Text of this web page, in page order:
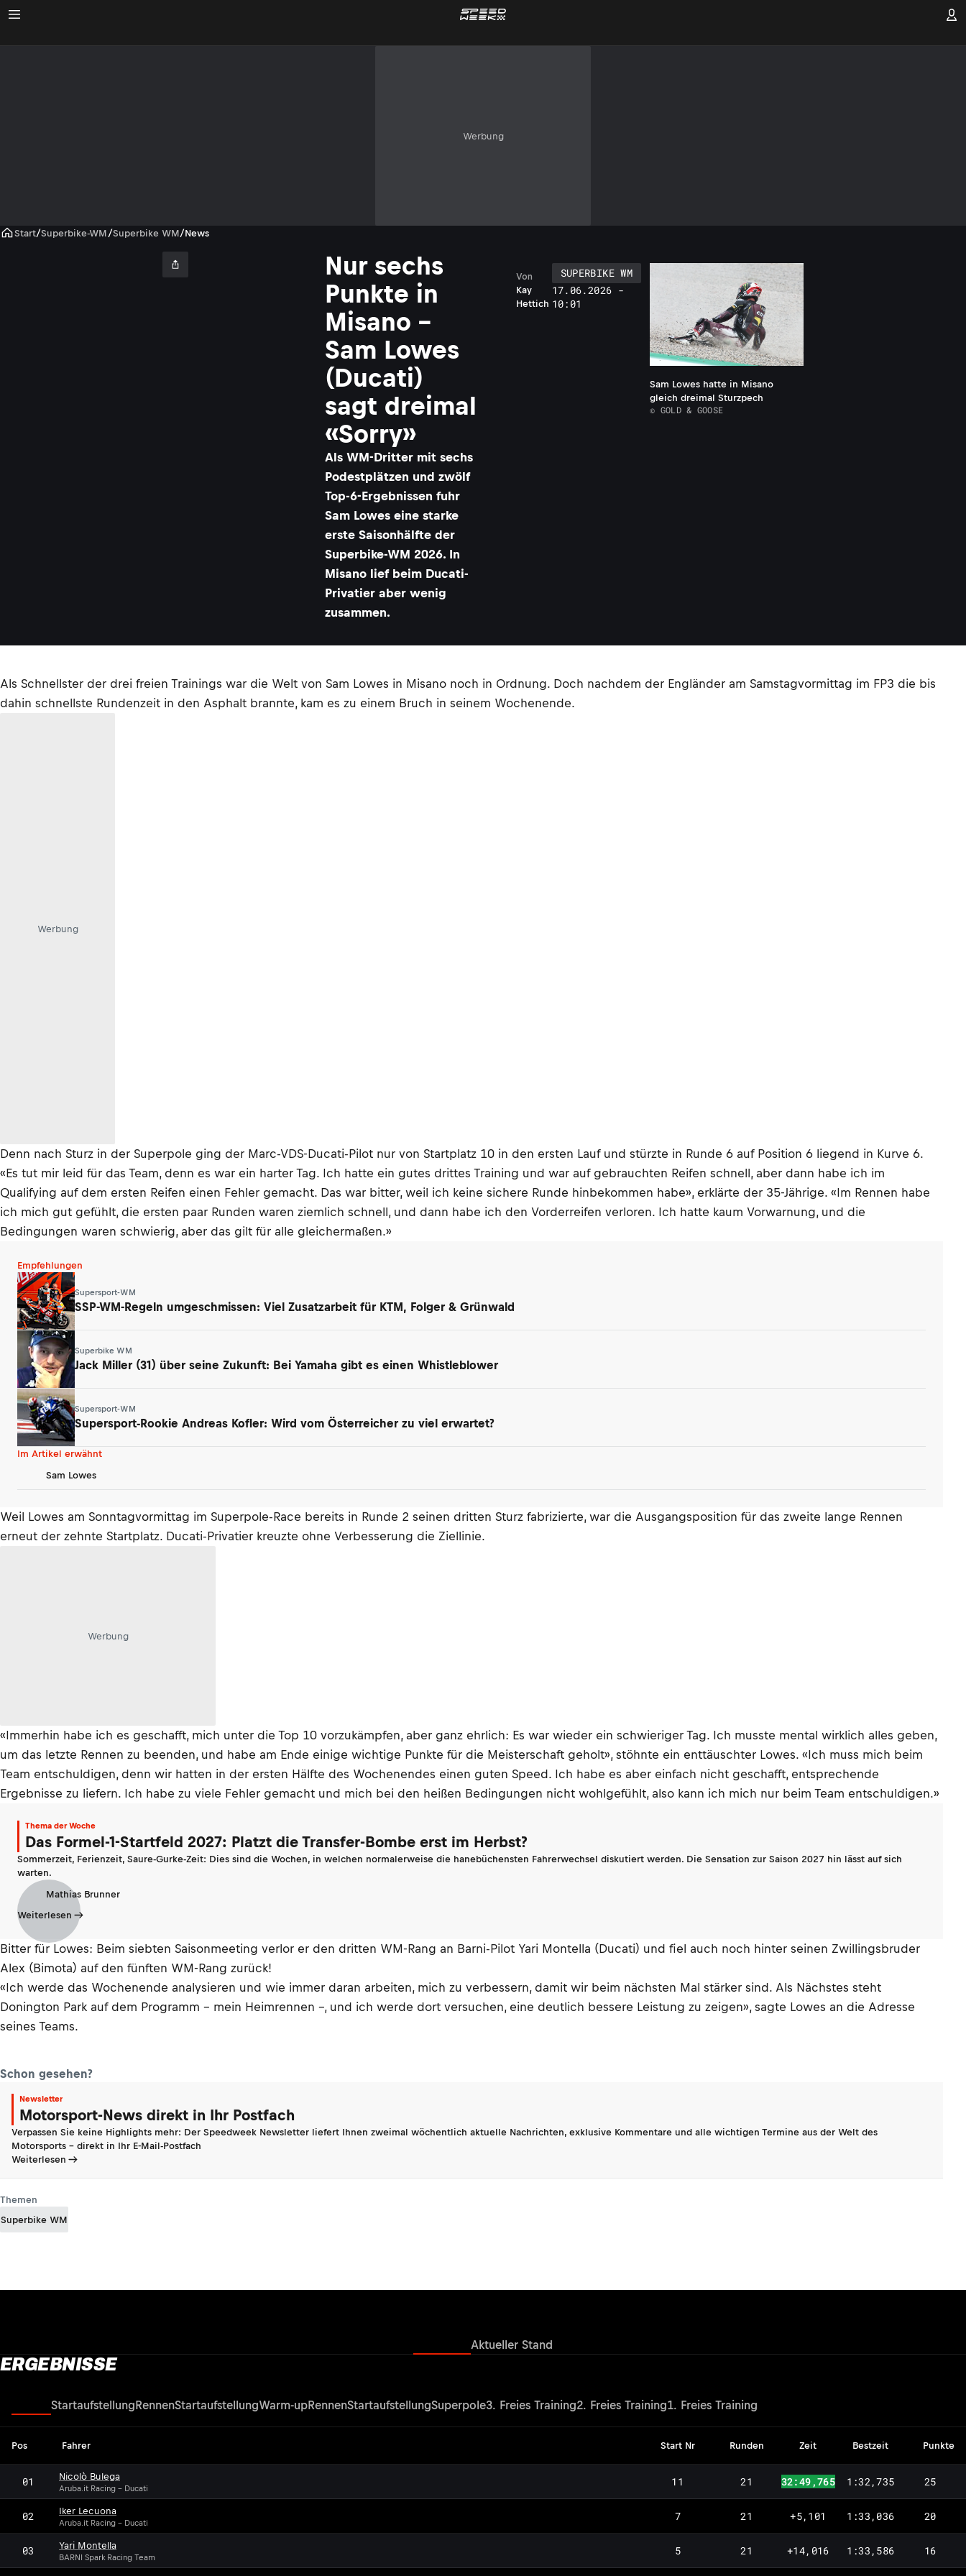
Werbung
Start/Superbike-WM /Superbike WM/News
Nur sechs
Punkte in
Misano –
Sam Lowes
(Ducati)
sagt dreimal
«Sorry»
Als WM-Dritter mit sechs
Podestplätzen und zwölf
Top-6-Ergebnissen fuhr
Sam Lowes eine starke
erste Saisonhälfte der
Superbike-WM 2026. In
Misano lief beim Ducati-
Privatier aber wenig
zusammen.
Kay
Hettich
Von
SUPERBIKE WM
17.06.2026 -
10:01
Sam Lowes hatte in Misano
gleich dreimal Sturzpech
© GOLD & GOOSE
Als Schnellster der drei freien Trainings war die Welt von Sam Lowes in Misano noch in Ordnung. Doch nachdem der Engländer am Samstagvormittag im FP3 die bis
dahin schnellste Rundenzeit in den Asphalt brannte, kam es zu einem Bruch in seinem Wochenende.
Werbung
Denn nach Sturz in der Superpole ging der Marc-VDS-Ducati-Pilot nur von Startplatz 10 in den ersten Lauf und stürzte in Runde 6 auf Position 6 liegend in Kurve 6.
«Es tut mir leid für das Team, denn es war ein harter Tag. Ich hatte ein gutes drittes Training und war auf gebrauchten Reifen schnell, aber dann habe ich im
Qualifying auf dem ersten Reifen einen Fehler gemacht. Das war bitter, weil ich keine sichere Runde hinbekommen habe», erklärte der 35-Jährige. «Im Rennen habe
ich mich gut gefühlt, die ersten paar Runden waren ziemlich schnell, und dann habe ich den Vorderreifen verloren. Ich hatte kaum Vorwarnung, und die
Bedingungen waren schwierig, aber das gilt für alle gleichermaßen.»
Empfehlungen
Supersport-WM
SSP-WM-Regeln umgeschmissen: Viel Zusatzarbeit für KTM, Folger & Grünwald
Superbike WM
Jack Miller (31) über seine Zukunft: Bei Yamaha gibt es einen Whistleblower
Supersport-WM
Supersport-Rookie Andreas Kofler: Wird vom Österreicher zu viel erwartet?
Im Artikel erwähnt
Sam Lowes
Weil Lowes am Sonntagvormittag im Superpole-Race bereits in Runde 2 seinen dritten Sturz fabrizierte, war die Ausgangsposition für das zweite lange Rennen
erneut der zehnte Startplatz. Ducati-Privatier kreuzte ohne Verbesserung die Ziellinie.
Werbung
«Immerhin habe ich es geschafft, mich unter die Top 10 vorzukämpfen, aber ganz ehrlich: Es war wieder ein schwieriger Tag. Ich musste mental wirklich alles geben,
um das letzte Rennen zu beenden, und habe am Ende einige wichtige Punkte für die Meisterschaft geholt», stöhnte ein enttäuschter Lowes. «Ich muss mich beim
Team entschuldigen, denn wir hatten in der ersten Hälfte des Wochenendes einen guten Speed. Ich habe es aber einfach nicht geschafft, entsprechende
Ergebnisse zu liefern. Ich habe zu viele Fehler gemacht und mich bei den heißen Bedingungen nicht wohlgefühlt, also kann ich mich nur beim Team entschuldigen.»
Thema der Woche
Das Formel-1-Startfeld 2027: Platzt die Transfer-Bombe erst im Herbst?
Sommerzeit, Ferienzeit, Saure-Gurke-Zeit: Dies sind die Wochen, in welchen normalerweise die hanebüchensten Fahrerwechsel diskutiert werden. Die Sensation zur Saison 2027 hin lässt auf sich
warten.
Mathias Brunner
Weiterlesen
Bitter für Lowes: Beim siebten Saisonmeeting verlor er den dritten WM-Rang an Barni-Pilot Yari Montella (Ducati) und fiel auch noch hinter seinen Zwillingsbruder
Alex (Bimota) auf den fünften WM-Rang zurück!
«Ich werde das Wochenende analysieren und wie immer daran arbeiten, mich zu verbessern, damit wir beim nächsten Mal stärker sind. Als Nächstes steht
Donington Park auf dem Programm – mein Heimrennen –, und ich werde dort versuchen, eine deutlich bessere Leistung zu zeigen», sagte Lowes an die Adresse
seines Teams.
Schon gesehen?
Newsletter
Motorsport-News direkt in Ihr Postfach
Verpassen Sie keine Highlights mehr: Der Speedweek Newsletter liefert Ihnen zweimal wöchentlich aktuelle Nachrichten, exklusive Kommentare und alle wichtigen Termine aus der Welt des
Motorsports - direkt in Ihr E-Mail-Postfach
Weiterlesen
Themen
Superbike WM
Aktueller Stand
ERGEBNISSE
StartaufstellungRennenStartaufstellungWarm-upRennenStartaufstellungSuperpole3. Freies Training2. Freies Training1. Freies Training
Pos Fahrer Start Nr Runden Zeit Bestzeit Punkte
01 Nicolò Bulega
Aruba.it Racing - Ducati 11 21 32:49,765 1:32,735 25
02 Iker Lecuona
Aruba.it Racing - Ducati 7 21 +5,101 1:33,036 20
03 Yari Montella
BARNI Spark Racing Team 5 21 +14,016 1:33,586 16